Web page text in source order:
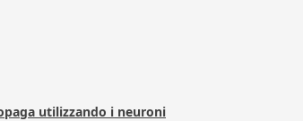
utilizzando i neuroni